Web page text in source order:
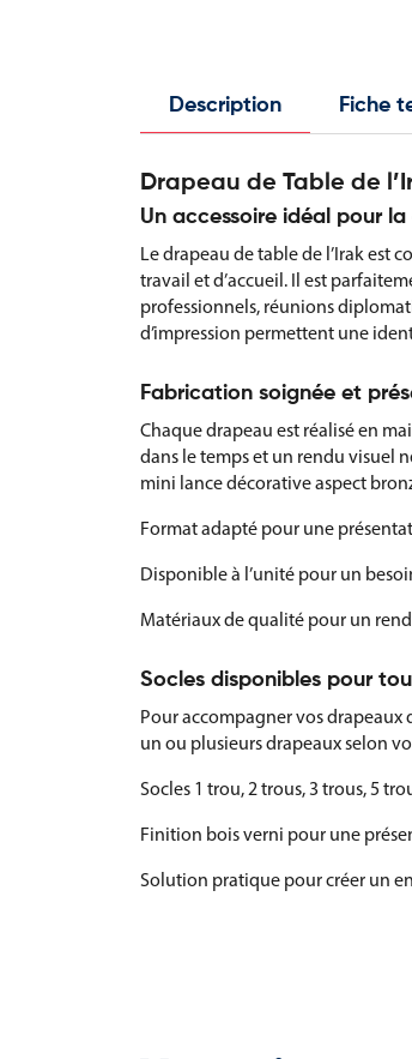
Description Fiche
Drapeau de Table de
Un accessoire idéal pour
Le drapeau de table de l’Irak est
travail et d’accueil. Il est
professionnels, réunions
d’impression permettent une
Fabrication soignée et
Chaque drapeau est réalisé en
dans le temps et un rendu visuel
mini lance décorative aspect
Format adapté pour une
Disponible à l’unité pour un
Matériaux de qualité pour un
Socles disponibles pour
Pour accompagner vos drapeaux
un ou plusieurs drapeaux selon
Socles 1 trou, 2 trous, 3 trous, 5
Finition bois verni pour une
Solution pratique pour créer un